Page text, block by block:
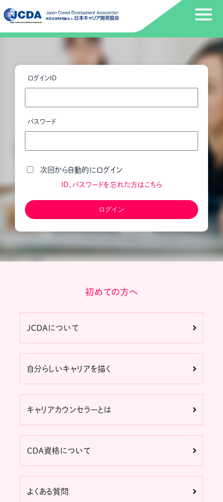
ログインID
パスワード
次回から自動的にログイン
ID、パスワードを忘れた方はこちら
初めての方へ
JCDAについて
自分らしいキャリアを描く
キャリアカウンセラーとは
CDA資格について
よくある質問